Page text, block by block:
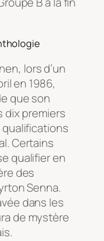
lors d’un
en 1986,
que son
dix premiers
qualifications
Certains
qualifier en
des
Senna.
dans les
de mystère